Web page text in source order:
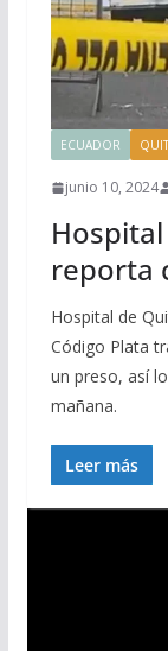
ECUADOR
junio 10, 2024
reporta
Hospital de
Código Plata
un preso, así
mañana.
Leer más